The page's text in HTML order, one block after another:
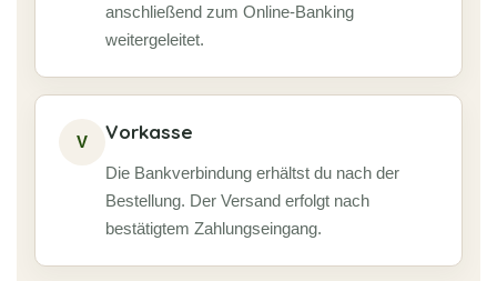
anschließend zum Online-Banking
weitergeleitet.
V Vorkasse
Die Bankverbindung erhältst du nach der
Bestellung. Der Versand erfolgt nach
bestätigtem Zahlungseingang.